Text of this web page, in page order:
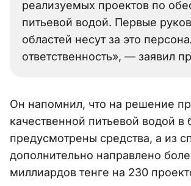
реализуемых проектов по
питьевой водой. Первые
областей несут за это
ответственность», — заявил
Он напомнил, что на решение
качественной питьевой водой
предусмотрены средства, а из
дополнительно направлено
миллиардов тенге на 230